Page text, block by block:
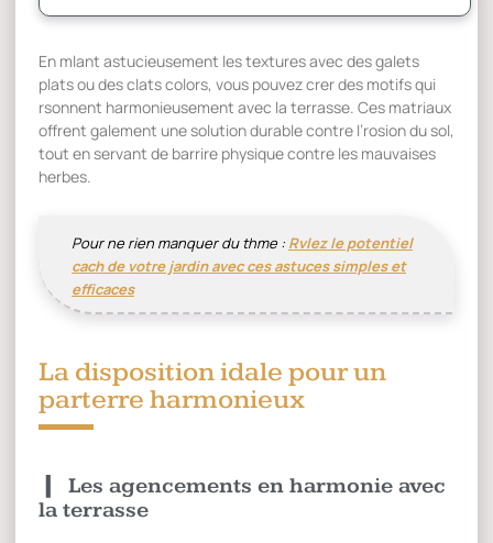
En mlant astucieusement les textures avec des galets
plats ou des clats colors, vous pouvez crer des motifs qui
rsonnent harmonieusement avec la terrasse. Ces matriaux
offrent galement une solution durable contre l’rosion du sol,
tout en servant de barrire physique contre les mauvaises
herbes.
Pour ne rien manquer du thme : Rvlez le potentiel
cach de votre jardin avec ces astuces simples et
efficaces
La disposition idale pour un
parterre harmonieux
Les agencements en harmonie avec
la terrasse